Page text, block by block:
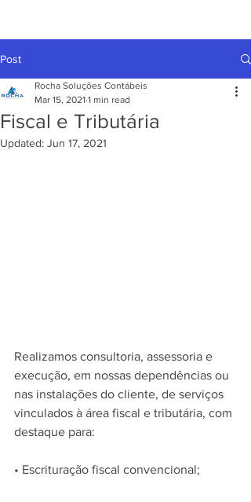
Post
Fiscal e Tributária
Rocha Soluções Contábeis
Mar 15, 2021 1 min read
Updated: Jun 17, 2021
Realizamos consultoria, assessoria e
execução, em nossas dependências ou
nas instalações do cliente, de serviços
vinculados à área fiscal e tributária, com
destaque para:
• Escrituração fiscal convencional;